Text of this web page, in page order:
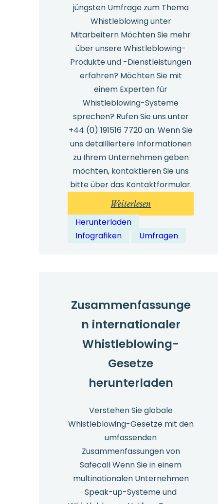
jüngsten Umfrage zum Thema
Whistleblowing unter
Mitarbeitern Möchten Sie mehr
über unsere Whistleblowing-
Produkte und -Dienstleistungen
erfahren? Möchten Sie mit
einem Experten für
Whistleblowing-Systeme
sprechen? Rufen Sie uns unter
+44 (0) 191516 7720 an. Wenn Sie
uns detailliertere Informationen
zu Ihrem Unternehmen geben
möchten, kontaktieren Sie uns
bitte über das Kontaktformular.
Weiterlesen:
Umfrage
zum
–
Wichtige
Statistiken
Herunterladen
Infografiken
Umfragen
Zusammenfassunge
n internationaler
Whistleblowing-
Gesetze
herunterladen
Verstehen Sie globale
Whistleblowing-Gesetze mit den
umfassenden
Zusammenfassungen von
Safecall Wenn Sie in einem
multinationalen Unternehmen
Speak-up-Systeme und